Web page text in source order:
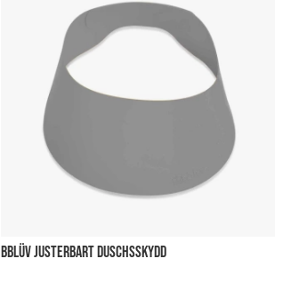
BBLÜV JUSTERBART DUSCHSSKYDD